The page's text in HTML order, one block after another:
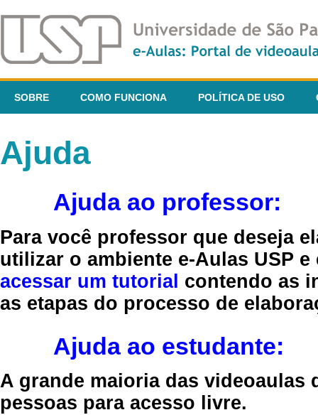
SOBRE COMO FUNCIONA POLÍTICA DE USO
Ajuda
Ajuda ao professor:
Para você professor que deseja
utilizar o ambiente e-Aulas USP
acessar um tutorial contendo as
as etapas do processo de
Ajuda ao estudante:
A grande maioria das videoaulas
pessoas para acesso livre.